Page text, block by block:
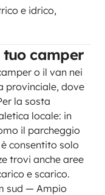
e idrico,
camper
o il van nei
provinciale, dove
la sosta
locale: in
il parcheggio
consentito solo
trovi anche aree
e scarico.
sud — Ampio